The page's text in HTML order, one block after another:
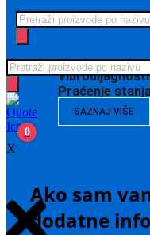
Praćenje
SAZNAJ VIŠE
Ako sam
dodatne
Products
search
Products
search
0
X